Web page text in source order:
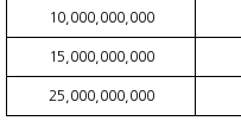
10,000,000,000
15,000,000,000
25,000,000,000